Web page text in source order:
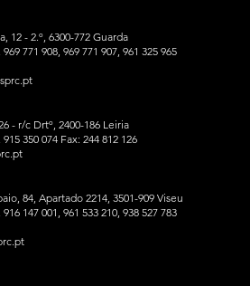
12 - 2.º, 6300-772 Guarda
771 908, 969 771 907, 961 325 965
- r/c Drtº, 2400-186 Leiria
915 350 074 Fax: 244 812 126
84, Apartado 2214, 3501-909 Viseu
147 001, 961 533 210, 938 527 783